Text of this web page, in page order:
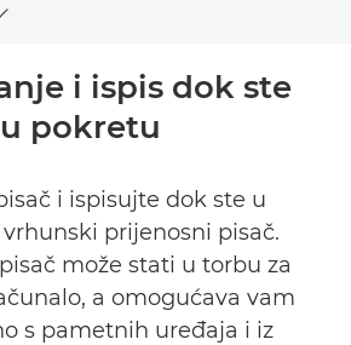
breadcrumbs
i ispis dok ste
u pokretu
i ispisujte dok ste u
prijenosni pisač.
može stati u torbu za
a omogućava vam
s pametnih uređaja i iz